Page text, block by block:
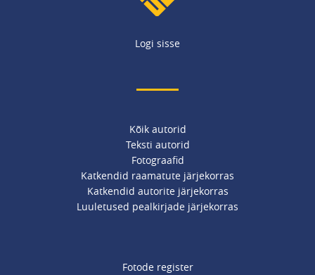
Logi sisse
Kõik autorid
Teksti autorid
Fotograafid
Katkendid raamatute järjekorras
Katkendid autorite järjekorras
Luuletused pealkirjade järjekorras
Fotode register